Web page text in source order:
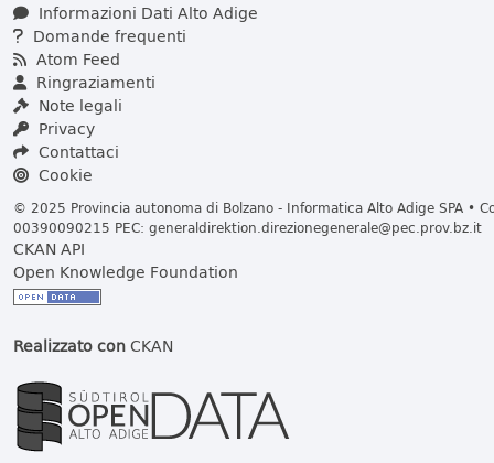
Informazioni Dati Alto Adige
Domande frequenti
Atom Feed
Ringraziamenti
Note legali
Privacy
Contattaci
Cookie
© 2025 Provincia autonoma di Bolzano - Informatica Alto Adige SPA •
00390090215 PEC: generaldirektion.direzionegenerale@pec.prov.bz.it
CKAN API
Open Knowledge Foundation
Realizzato conCKAN